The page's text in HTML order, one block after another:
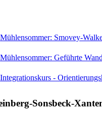
Mühlensommer: Smovey-
Mühlensommer: Geführte
Integrationskurs -
Sonsbeck-